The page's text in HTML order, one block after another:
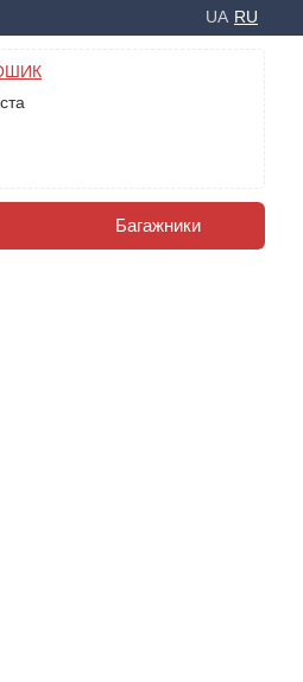
UA RU
Багажники